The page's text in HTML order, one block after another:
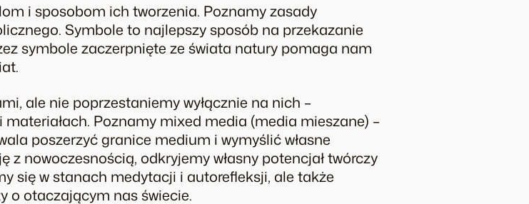
i sposobom ich tworzenia. Poznamy zasady
Symbole to najlepszy sposób na przekazanie
symbole zaczerpnięte ze świata natury pomaga nam
ale nie poprzestaniemy wyłącznie na nich –
Poznamy mixed media (media mieszane) –
poszerzyć granice medium i wymyślić własne
z nowoczesnością, odkryjemy własny potencjał twórczy
się w stanach medytacji i autorefleksji, ale także
o otaczającym nas świecie.